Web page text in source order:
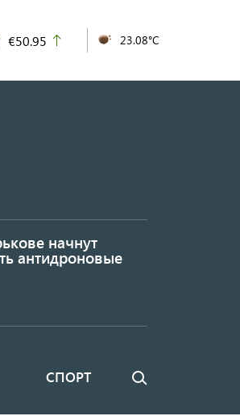
up
€50.95 23.08°C
начнут
антидроновые
СПОРТ Поиск